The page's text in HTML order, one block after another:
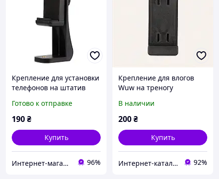
Крепление для установки
телефонов на штатив
поворотный 360 градусов
Готово к отправке
190₴
Купить
Интернет-магазин наручных часов Time-Step 96%
Крепление для влогов
Wuw на треногу
В наличии
200₴
Купить
Интернет-каталог скидок "BAGSPACE.ua" 92%